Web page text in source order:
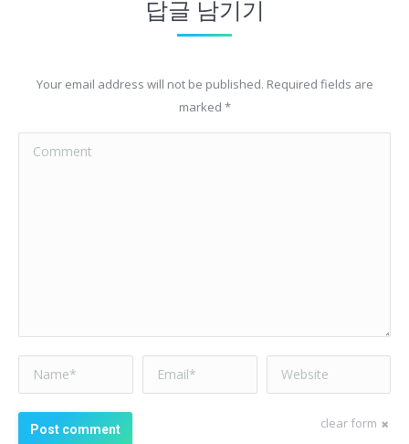
답글 남기기
Your email address will not be published. Required fields are
marked *
Comment
Name * Email * Website
clear form
Post comment